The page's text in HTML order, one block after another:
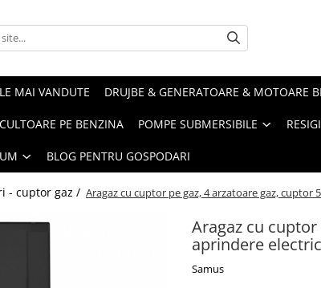
MAI VANDUTE DRUJBE & GENERATOARE & MOTOARE
PE BENZINA POMPE SUBMERSIBILE
BLOG PENTRU GOSPODARI
- cuptor gaz / Aragaz cu cuptor pe gaz, 4 arzatoare gaz, cuptor
Aragaz cu cuptor
aprindere
Samus